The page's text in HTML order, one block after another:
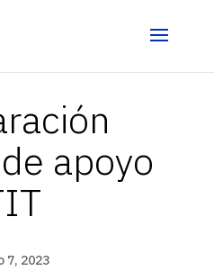
apoyo
7, 2023